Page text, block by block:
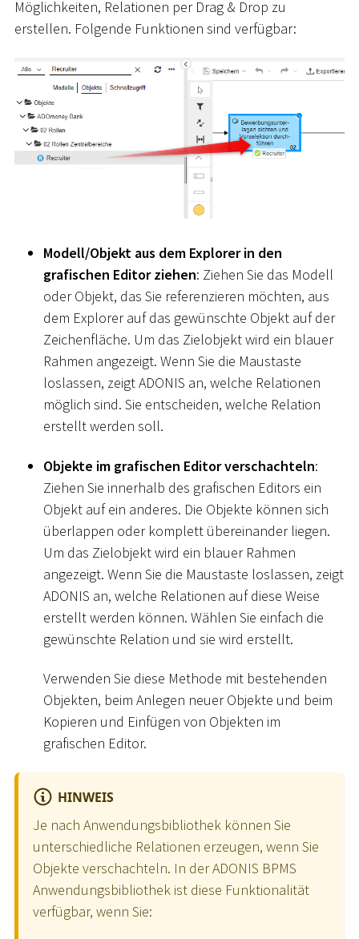
Möglichkeiten, Relationen per Drag & Drop zu
erstellen. Folgende Funktionen sind verfügbar:
Modell/Objekt aus dem Explorer in den
grafischen Editor ziehen: Ziehen Sie das Modell
oder Objekt, das Sie referenzieren möchten, aus
dem Explorer auf das gewünschte Objekt auf der
Zeichenfläche. Um das Zielobjekt wird ein blauer
Rahmen angezeigt. Wenn Sie die Maustaste
loslassen, zeigt ADONIS an, welche Relationen
möglich sind. Sie entscheiden, welche Relation
erstellt werden soll.
Objekte im grafischen Editor verschachteln:
Ziehen Sie innerhalb des grafischen Editors ein
Objekt auf ein anderes. Die Objekte können sich
überlappen oder komplett übereinander liegen.
Um das Zielobjekt wird ein blauer Rahmen
angezeigt. Wenn Sie die Maustaste loslassen, zeigt
ADONIS an, welche Relationen auf diese Weise
erstellt werden können. Wählen Sie einfach die
gewünschte Relation und sie wird erstellt.
Verwenden Sie diese Methode mit bestehenden
Objekten, beim Anlegen neuer Objekte und beim
Kopieren und Einfügen von Objekten im
grafischen Editor.
HINWEIS
Je nach Anwendungsbibliothek können Sie
unterschiedliche Relationen erzeugen, wenn Sie
Objekte verschachteln. In der ADONIS BPMS
Anwendungsbibliothek ist diese Funktionalität
verfügbar, wenn Sie: